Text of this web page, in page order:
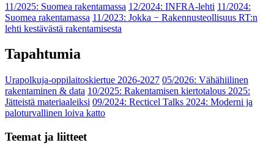
11/2025: Suomea rakentamassa 12/2024: INFRA-lehti 11/2024:
Suomea rakentamassa 11/2023: Jokka − Rakennusteollisuus RT:n
lehti kestävästä rakentamisesta
Tapahtumia
Urapolkuja-oppilaitoskiertue 2026-2027 05/2026: Vähähiilinen
rakentaminen & data 10/2025: Rakentamisen kiertotalous 2025:
Jätteistä materiaaleiksi 09/2024: Recticel Talks 2024: Moderni ja
paloturvallinen loiva katto
Teemat ja liitteet